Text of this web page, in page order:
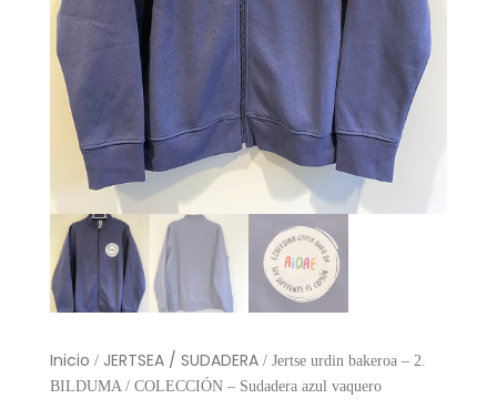
Inicio / JERTSEA / SUDADERA / Jertse urdin bakeroa – 2.
BILDUMA / COLECCIÓN – Sudadera azul vaquero